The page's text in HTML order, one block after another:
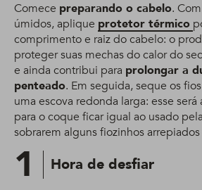
Comece preparando o cabelo.
úmidos, aplique protetor térmico
comprimento e raiz do cabelo: o
proteger suas mechas do calor do
e ainda contribui para prolongar a
penteado. Em seguida, seque os
uma escova redonda larga: esse
para o coque ficar igual ao usado
sobrarem alguns fiozinhos
1 Hora de desfiar